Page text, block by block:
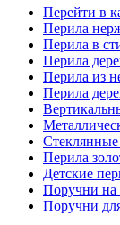
Перейти в
Перила
Перила в
Перила
Перила из
Перила
Стеклянные
Перила
Детские
Поручни на
Поручни